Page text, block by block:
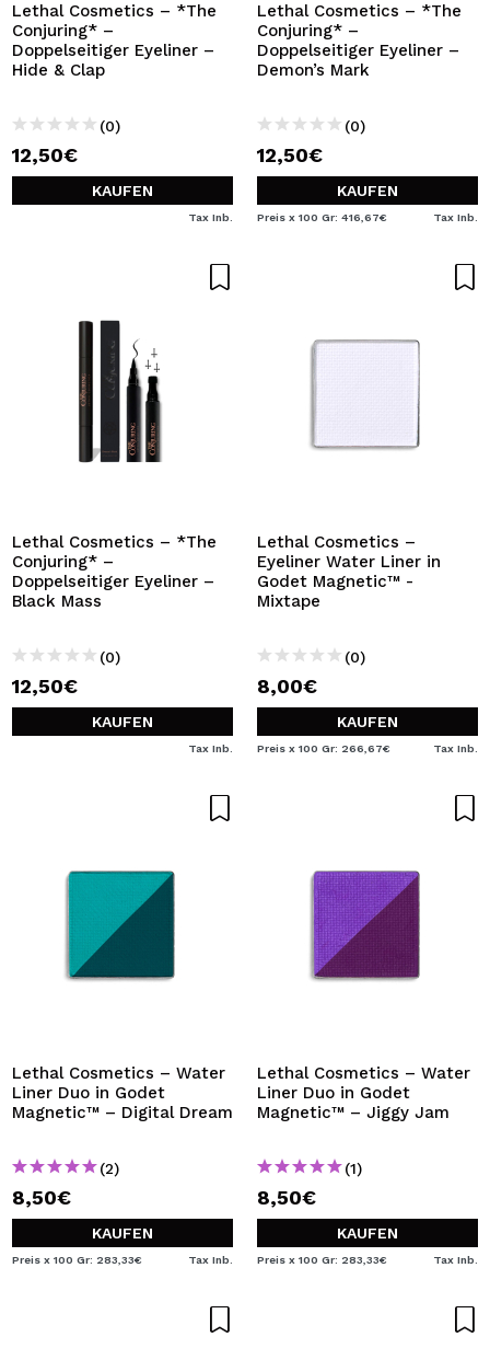
Lethal Cosmetics – *The
Conjuring* –
Doppelseitiger Eyeliner –
Hide & Clap
(0)
12,50€
KAUFEN
Tax Inb.
Lethal Cosmetics – *The
Conjuring* –
Doppelseitiger Eyeliner –
Demon’s Mark
(0)
12,50€
KAUFEN
Preis x 100 Gr: 416,67€ Tax Inb.
Lethal Cosmetics – *The
Conjuring* –
Doppelseitiger Eyeliner –
Black Mass
(0)
12,50€
KAUFEN
Tax Inb.
Lethal Cosmetics –
Eyeliner Water Liner in
Godet Magnetic™ -
Mixtape
(0)
8,00€
KAUFEN
Preis x 100 Gr: 266,67€ Tax Inb.
Lethal Cosmetics – Water
Liner Duo in Godet
Magnetic™ – Digital Dream
(2)
8,50€
KAUFEN
Preis x 100 Gr: 283,33€ Tax Inb.
Lethal Cosmetics – Water
Liner Duo in Godet
Magnetic™ – Jiggy Jam
(1)
8,50€
KAUFEN
Preis x 100 Gr: 283,33€ Tax Inb.